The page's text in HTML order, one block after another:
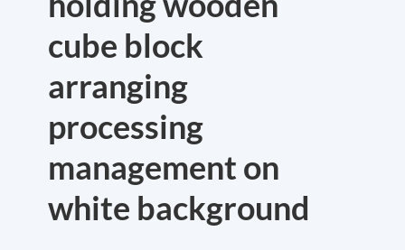
cube block
arranging
processing
management on
white background